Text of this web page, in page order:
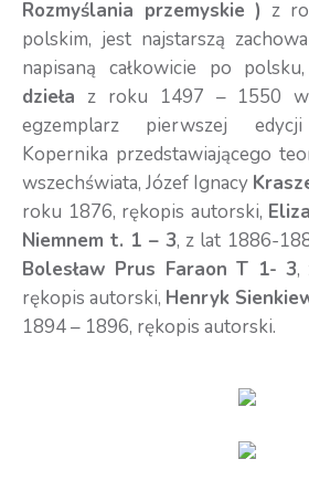
Rozmyślania przemyskie ) z
polskim, jest najstarszą
napisaną całkowicie po polsku,
dzieła z roku 1497 – 1550 w
egzemplarz pierwszej
Kopernika przedstawiającego
wszechświata, Józef Ignacy
roku 1876, rękopis autorski,
Niemnem t. 1 – 3, z lat 1886-
Bolesław Prus Faraon T 1- 3,
rękopis autorski, Henryk
1894 – 1896, rękopis autorski.